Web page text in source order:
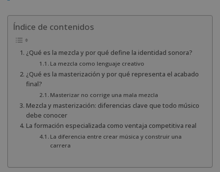
Índice de contenidos
¿Qué es la mezcla y por qué define la identidad sonora?
La mezcla como lenguaje creativo
¿Qué es la masterización y por qué representa el acabado
final?
Masterizar no corrige una mala mezcla
Mezcla y masterización: diferencias clave que todo músico
debe conocer
La formación especializada como ventaja competitiva real
La diferencia entre crear música y construir una
carrera